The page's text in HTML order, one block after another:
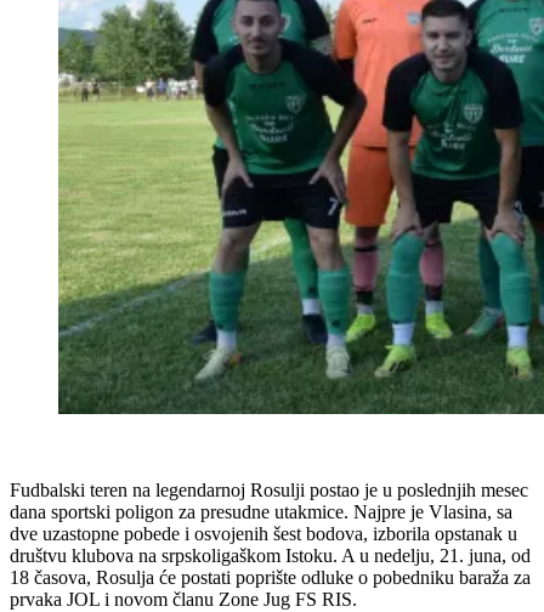
Fudbalski teren na legendarnoj Rosulji postao je u poslednjih mesec
dana sportski poligon za presudne utakmice. Najpre je Vlasina, sa
dve uzastopne pobede i osvojenih šest bodova, izborila opstanak u
društvu klubova na srpskoligaškom Istoku. A u nedelju, 21. juna, od
18 časova, Rosulja će postati poprište odluke o pobedniku baraža za
prvaka JOL i novom članu Zone Jug FS RIS.